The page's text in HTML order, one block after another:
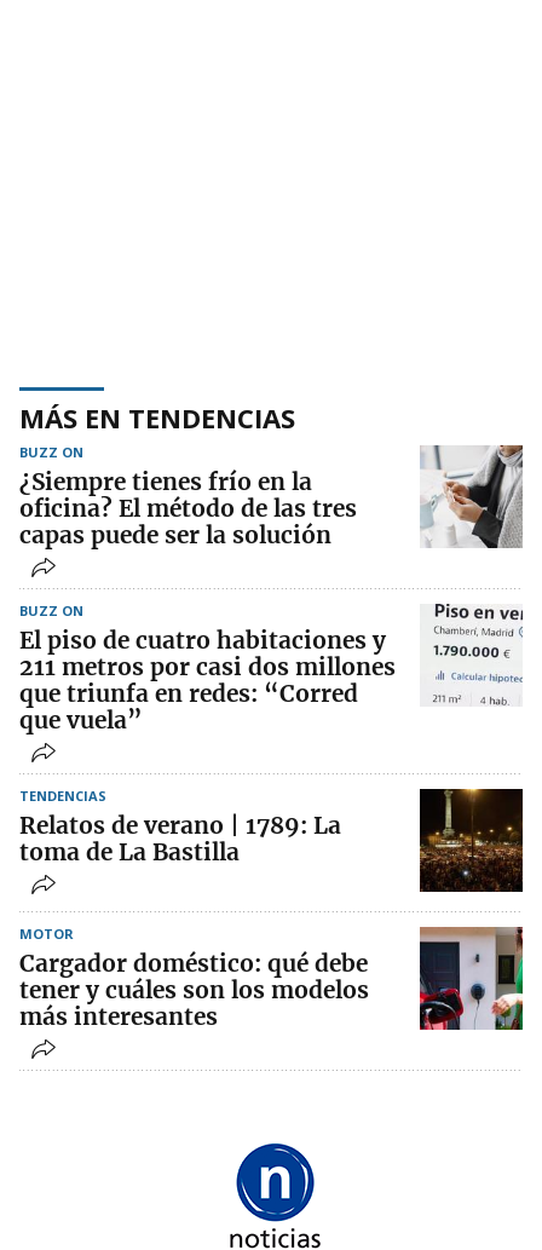
MÁS EN TENDENCIAS
BUZZ ON
¿Siempre tienes frío en la
oficina? El método de las tres
capas puede ser la solución
BUZZ ON
El piso de cuatro habitaciones y
211 metros por casi dos millones
que triunfa en redes: “Corred
que vuela”
TENDENCIAS
Relatos de verano | 1789: La
toma de La Bastilla
MOTOR
Cargador doméstico: qué debe
tener y cuáles son los modelos
más interesantes